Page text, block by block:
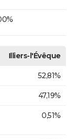
Illiers-l'Évêque
52,81%
47,19%
0,51%